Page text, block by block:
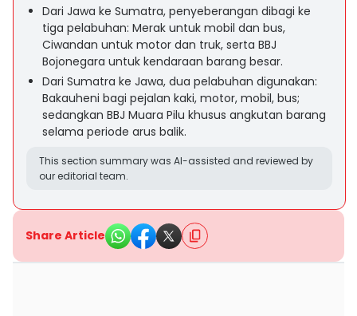
Dari Jawa ke Sumatra, penyeberangan dibagi ke
tiga pelabuhan: Merak untuk mobil dan bus,
Ciwandan untuk motor dan truk, serta BBJ
Bojonegara untuk kendaraan barang besar.
Dari Sumatra ke Jawa, dua pelabuhan digunakan:
Bakauheni bagi pejalan kaki, motor, mobil, bus;
sedangkan BBJ Muara Pilu khusus angkutan barang
selama periode arus balik.
This section summary was AI-assisted and reviewed by
our editorial team.
Share Article